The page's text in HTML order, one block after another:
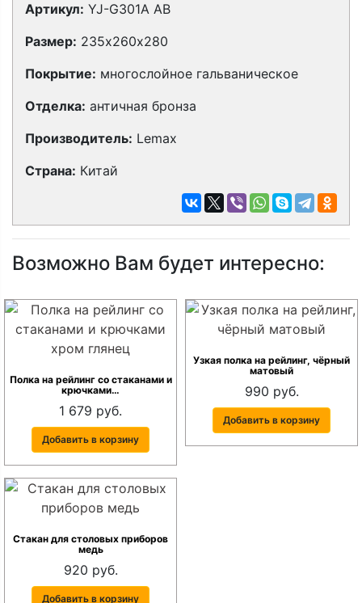
Артикул: YJ-G301A AB
Размер: 235х260х280
Покрытие: многослойное гальваническое
Отделка: античная бронза
Производитель: Lemax
Страна: Китай
Возможно Вам будет интересно:
Полка на рейлинг со стаканами и
крючками…
1 679 руб.
Добавить в корзину
Узкая полка на рейлинг, чёрный
матовый
990 руб.
Добавить в корзину
Стакан для столовых приборов
медь
920 руб.
Добавить в корзину